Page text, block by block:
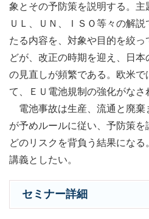
象とその予防策を説明する。主
ＵＬ、ＵＮ、ＩＳＯ等々の解
たる内容を、対象や目的を絞
どが、改正の時期を迎え、日
の見直しが頻繁である。欧米
て、ＥＵ電池規制の強化がなさ
電池事故は生産、流通と廃棄
が予めルールに従い、予防策
どのリスクを背負う結果にな
講義としたい。
セミナー詳細